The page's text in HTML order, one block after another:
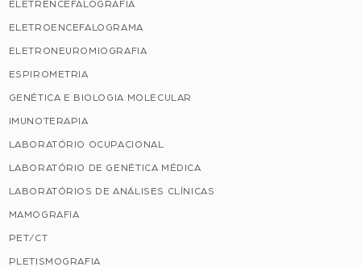
ELETRENCEFALOGRAFIA
ELETROENCEFALOGRAMA
ELETRONEUROMIOGRAFIA
ESPIROMETRIA
GENÉTICA E BIOLOGIA MOLECULAR
IMUNOTERAPIA
LABORATÓRIO OCUPACIONAL
LABORATÓRIO DE GENÉTICA MÉDICA
LABORATÓRIOS DE ANÁLISES CLÍNICAS
MAMOGRAFIA
PET/CT
PLETISMOGRAFIA